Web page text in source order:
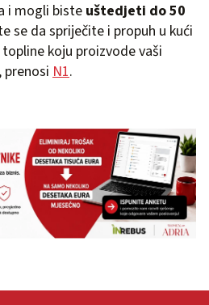
i mogli biste uštedjeti do 50
se da spriječite i propuh u kući
koju proizvode vaši
, prenosi N1.